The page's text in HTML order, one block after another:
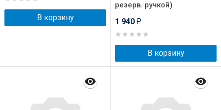
В корзину
резерв. ручкой)
1 940 ₽
В корзину